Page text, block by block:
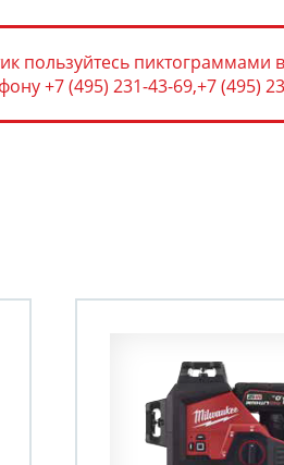
пользуйтесь пиктограммами
+7 (495) 231-43-69,+7 (495)